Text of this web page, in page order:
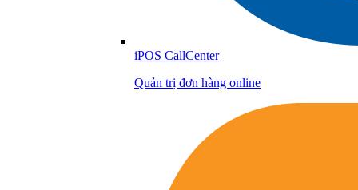
iPOS CallCenter
Quản trị đơn hàng online